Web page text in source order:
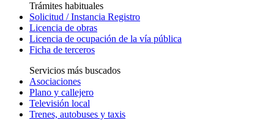
Trámites habituales
Solicitud / Instancia Registro
Licencia de obras
Licencia de ocupación de la vía pública
Ficha de terceros
Servicios más buscados
Asociaciones
Plano y callejero
Televisión local
Trenes, autobuses y taxis